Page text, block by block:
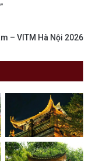
– VITM Hà Nội 2026